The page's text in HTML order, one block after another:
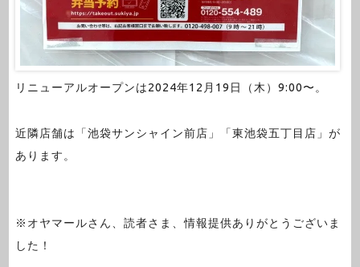
リニューアルオープンは2024年12月19日（木）9:00〜。
近隣店舗は「池袋サンシャイン前店」「東池袋五丁目店」が
あります。
※オヤマールさん、読者さま、情報提供ありがとうございま
した！